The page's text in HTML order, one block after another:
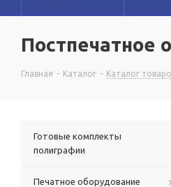
Постпечатное
Главная - Каталог - Каталог
Готовые комплекты
полиграфии
Печатное оборудование